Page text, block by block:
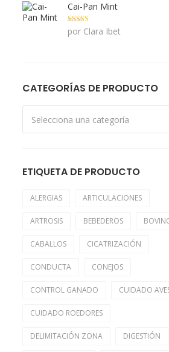
Cai-Pan Mint
Valorado con
5 de 5
por Clara Ibet
CATEGORÍAS DE PRODUCTO
ETIQUETA DE PRODUCTO
ALERGIAS ARTICULACIONES
ARTROSIS BEBEDEROS
CABALLOS CICATRIZACIÓN
CONDUCTA CONEJOS
CONTROL GANADO CUIDADO
CUIDADO ROEDORES
DELIMITACIÓN ZONA DIGESTIÓN